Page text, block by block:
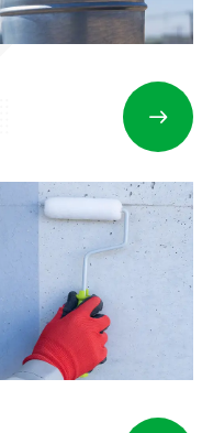
east